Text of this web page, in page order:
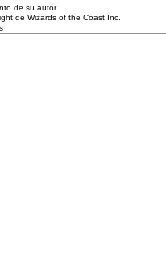
de su autor.
de Wizards of the Coast Inc.